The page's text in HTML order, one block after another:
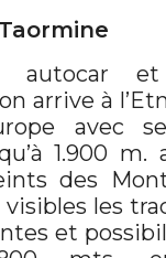
autocar
arrive à
avec
1.900 m.
des
les
et